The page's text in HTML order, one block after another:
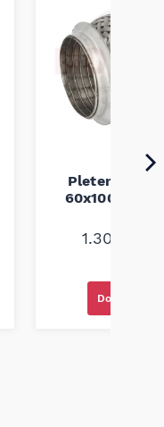
Pletenica
60x100
1.300,00
Dodaj u